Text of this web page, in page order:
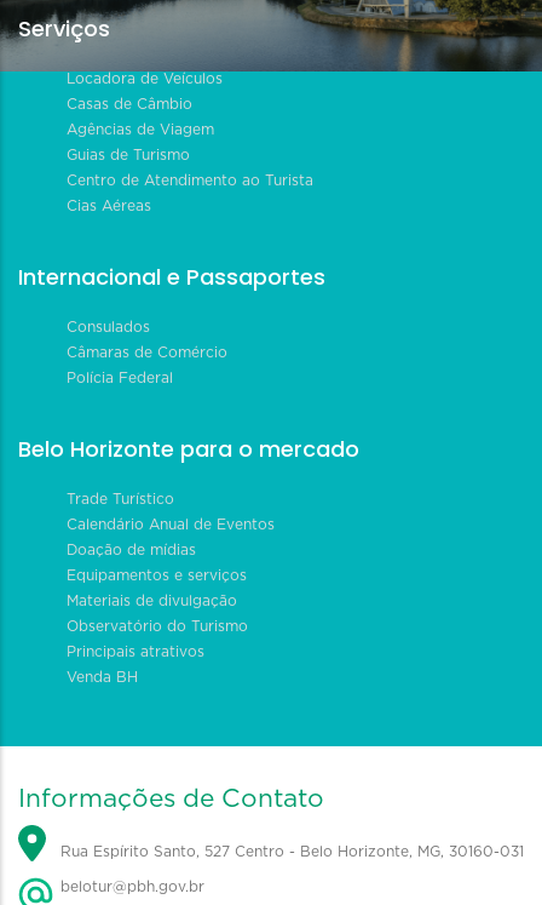
Serviços
Locadora de Veículos
Casas de Câmbio
Agências de Viagem
Guias de Turismo
Centro de Atendimento ao Turista
Cias Aéreas
Internacional e Passaportes
Consulados
Câmaras de Comércio
Polícia Federal
Belo Horizonte para o mercado
Trade Turístico
Calendário Anual de Eventos
Doação de mídias
Equipamentos e serviços
Materiais de divulgação
Observatório do Turismo
Principais atrativos
Venda BH
Informações de Contato
Rua Espírito Santo, 527 Centro - Belo Horizonte, MG, 30160-031
belotur@pbh.gov.br